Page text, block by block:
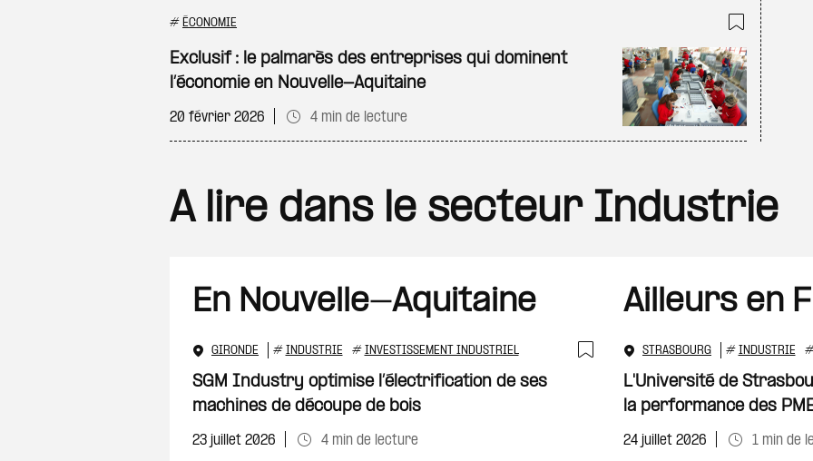
# ÉCONOMIE
Ajouter
Exclusif : le palmarès des entreprises qui dominent
l’économie en Nouvelle-Aquitaine
20 février 2026 4 min de lecture
A lire dans le secteur Industrie
En Nouvelle-Aquitaine
GIRONDE # INDUSTRIE # INVESTISSEMENT INDUSTRIEL
Ajouter à ma
SGM Industry optimise l’électrification de ses
machines de découpe de bois
23 juillet 2026 4 min de lecture
Ailleurs en
STRASBOURG # INDUSTRIE
L'Université de
la performance des
24 juillet 2026 1 min de